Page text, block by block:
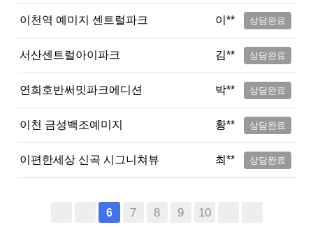
이천역 예미지 센트럴파크 이** 상담완료
서산센트럴아이파크 김** 상담완료
연희호반써밋파크에디션 박** 상담완료
이천 금성백조예미지 황** 상담완료
이편한세상 신곡 시그니쳐뷰 최** 상담완료
6 7 8 9 10